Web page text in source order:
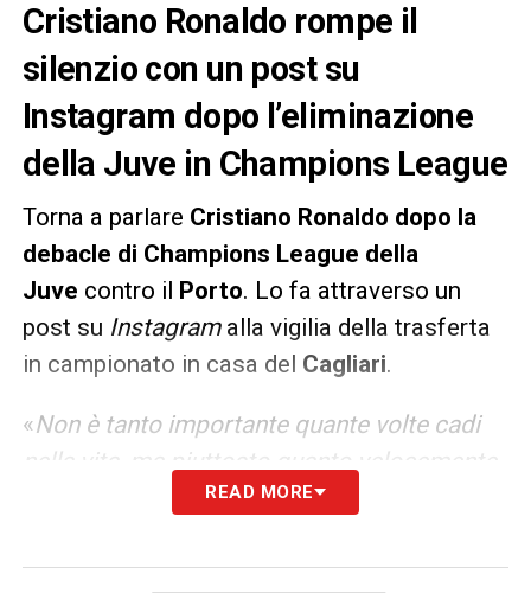
Cristiano Ronaldo rompe il
silenzio con un post su
Instagram dopo l’eliminazione
della Juve in Champions League
Torna a parlare Cristiano Ronaldo dopo la
debacle di Champions League della
Juve contro il Porto. Lo fa attraverso un
post su Instagramalla vigilia della trasferta
in campionato in casa del Cagliari.
«Non è tanto importante quante volte cadi
nella vita, ma piuttosto quanto velocemente
e più forte ti rimetti in piedi. I veri campioni
match contro il Cagliari, sulla corsa per la
READ MORE